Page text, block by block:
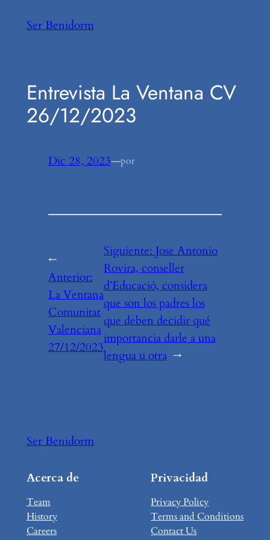
Ser Benidorm
Entrevista La Ventana CV
26/12/2023
Dic 28, 2023—por
←
Anterior:
La Ventana
Comunitat
Valenciana
27/12/2023
Siguiente: Jose Antonio
Rovira, conseller
d’Educació, considera
que son los padres los
que deben decidir qué
importancia darle a una
lengua u otra →
Ser Benidorm
Acerca de
Team
History
Careers
Privacidad
Privacy Policy
Terms and Conditions
Contact Us